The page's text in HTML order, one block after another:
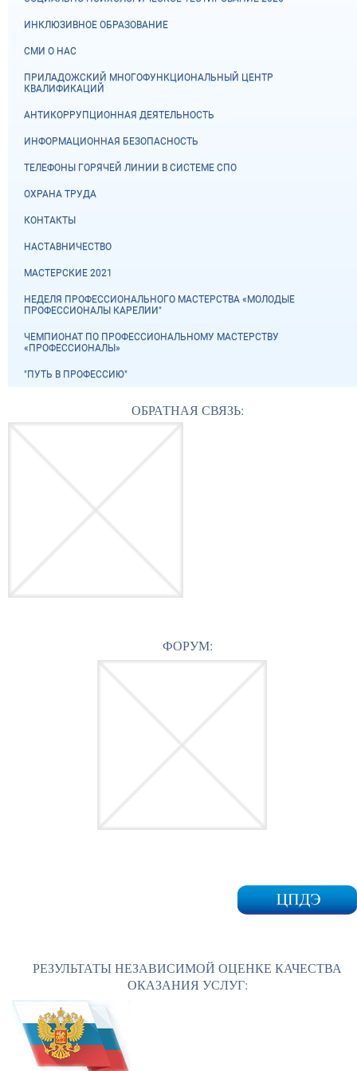
ИНКЛЮЗИВНОЕ ОБРАЗОВАНИЕ
СМИ О НАС
ПРИЛАДОЖСКИЙ МНОГОФУНКЦИОНАЛЬНЫЙ ЦЕНТР
КВАЛИФИКАЦИЙ
АНТИКОРРУПЦИОННАЯ ДЕЯТЕЛЬНОСТЬ
ИНФОРМАЦИОННАЯ БЕЗОПАСНОСТЬ
ТЕЛЕФОНЫ ГОРЯЧЕЙ ЛИНИИ В СИСТЕМЕ СПО
ОХРАНА ТРУДА
КОНТАКТЫ
НАСТАВНИЧЕСТВО
МАСТЕРСКИЕ 2021
НЕДЕЛЯ ПРОФЕССИОНАЛЬНОГО МАСТЕРСТВА «МОЛОДЫЕ
ПРОФЕССИОНАЛЫ КАРЕЛИИ"
ЧЕМПИОНАТ ПО ПРОФЕССИОНАЛЬНОМУ МАСТЕРСТВУ
«ПРОФЕССИОНАЛЫ»
"ПУТЬ В ПРОФЕССИЮ"
ОБРАТНАЯ СВЯЗЬ:
ФОРУМ:
РЕЗУЛЬТАТЫ НЕЗАВИСИМОЙ ОЦЕНКЕ КАЧЕСТВА
ОКАЗАНИЯ УСЛУГ: